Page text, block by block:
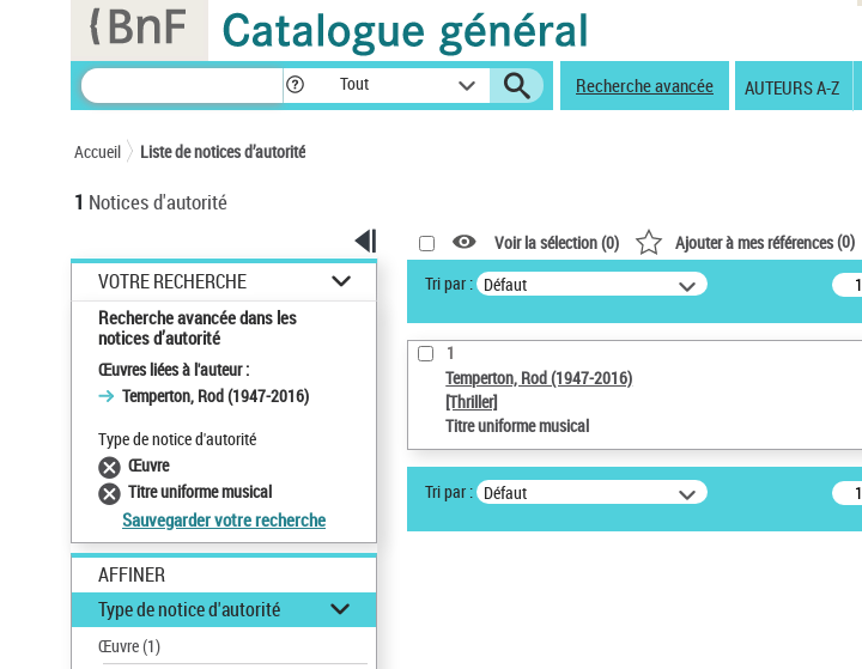
Tout Recherche avancée AUTEURS A-Z
Accueil Liste de notices d’autorité
1 Notices d'autorité
VOTRE RECHERCHE
Recherche avancée dans les
notices d’autorité
Œuvres liées à l'auteur :
Temperton, Rod (1947-2016)
Type de notice d'autorité
Œuvre
Titre uniforme musical
Sauvegarder votre recherche
AFFINER
Type de notice d'autorité
Œuvre(1)
Voir la sélection (0) Ajouter à mes références(0)
Tri par : Défaut
1
Temperton, Rod (1947-2016)
[Thriller]
Titre uniforme musical
Tri par : Défaut
Panneau de gestion des cookies